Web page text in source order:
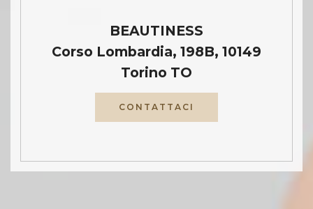
BEAUTINESS
Corso Lombardia, 198B, 10149
Torino TO
CONTATTACI